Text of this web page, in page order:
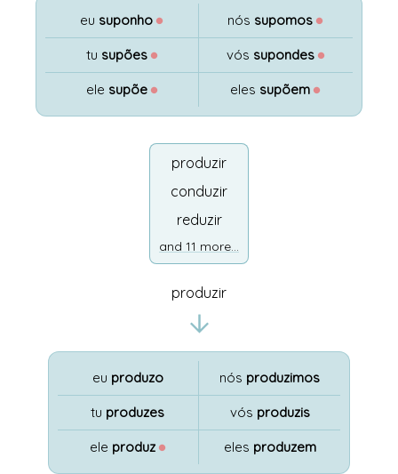
eu suponho ●
tu supões ●
ele supõe ●
nós supomos ●
vós supondes ●
eles supõem ●
produzir
conduzir
reduzir
and 11 more...
produzir
eu produzo
tu produzes
ele produz ●
nós produzimos
vós produzis
eles produzem